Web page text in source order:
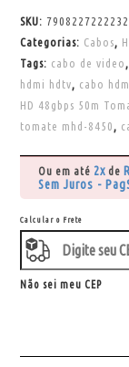
SKU: 7908227222232
Categorias: Cabos
Tags: cabo de video
hdmi hdtv
cabo
HD 48gbps 50m
tomate mhd-8450
Ou em até 2x de
Sem Juros -
Calcular o Frete
Não sei meu CEP